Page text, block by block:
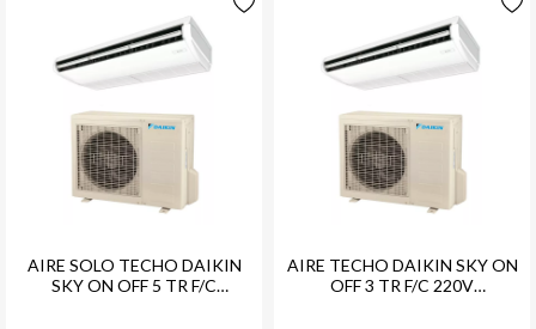
AIRE SOLO TECHO DAIKIN
SKY ON OFF 5 TR F/C
AIRE TECHO DAIKIN SKY ON
OFF 3 TR F/C 220V